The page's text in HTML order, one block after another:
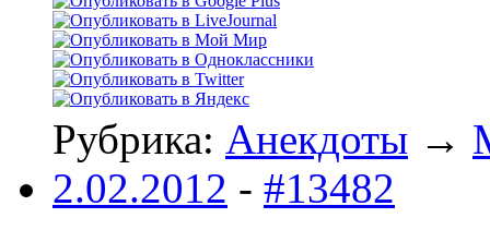
Рубрика: Анекдоты →
2.02.2012 - #13482